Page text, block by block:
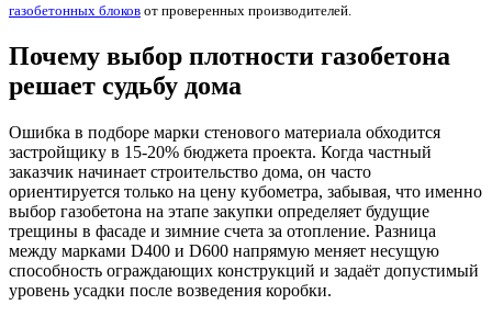
газобетонных блоков от проверенных производителей.
Почему выбор плотности газобетона
решает судьбу дома
Ошибка в подборе марки стенового материала обходится
застройщику в 15-20% бюджета проекта. Когда частный
заказчик начинает строительство дома, он часто
ориентируется только на цену кубометра, забывая, что именно
выбор газобетона на этапе закупки определяет будущие
трещины в фасаде и зимние счета за отопление. Разница
между марками D400 и D600 напрямую меняет несущую
способность ограждающих конструкций и задаёт допустимый
уровень усадки после возведения коробки.